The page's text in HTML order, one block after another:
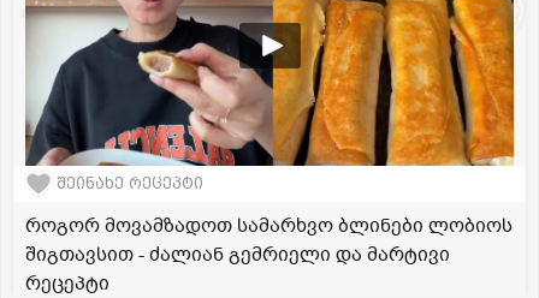
შეინახე რეცეპტი
როგორ მოვამზადოთ სამარხვო ბლინები ლობიოს
შიგთავსით - ძალიან გემრიელი და მარტივი
რეცეპტი